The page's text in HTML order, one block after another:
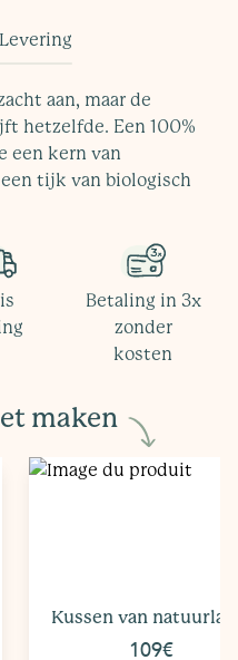
Levering
aan, maar de
hetzelfde. Een 100%
een kern van
tijk van biologisch
Betaling in 3x
zonder
kosten
maken
Kussen van
109€